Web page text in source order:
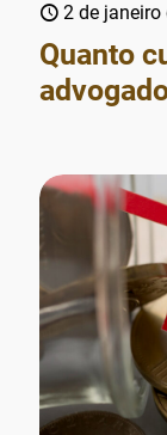
2 de janeiro
Quanto